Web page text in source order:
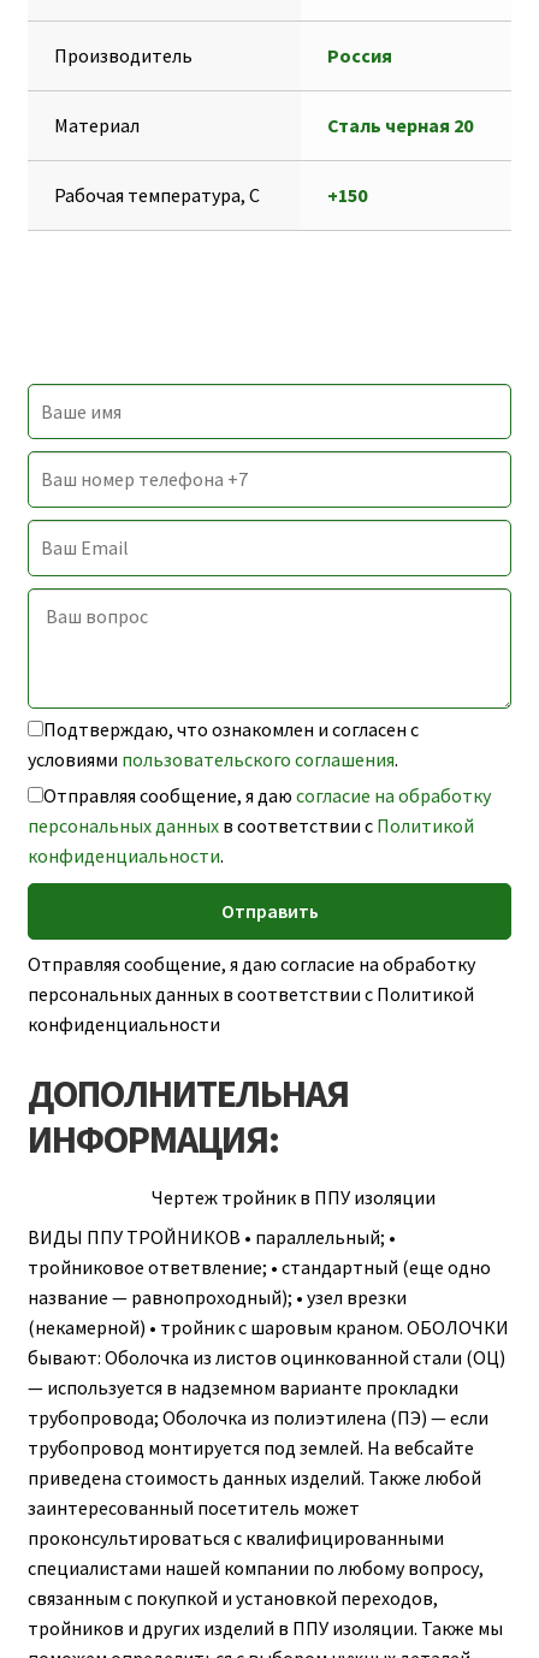
Производитель Россия
Материал Сталь черная 20
Рабочая температура, С +150
Подтверждаю, что ознакомлен и согласен с
условиями пользовательского соглашения.
Отправляя сообщение, я даю согласие на обработку
персональных данныхв соответствии с Политикой
конфиденциальности.
Отправляя сообщение, я даю согласие на обработку
персональных данных в соответствии с Политикой
конфиденциальности
ДОПОЛНИТЕЛЬНАЯ
ИНФОРМАЦИЯ:
Чертеж тройник в ППУ изоляции
ВИДЫ ППУ ТРОЙНИКОВ • параллельный; •
тройниковое ответвление; • стандартный (еще одно
название — равнопроходный); • узел врезки
(некамерной) • тройник с шаровым краном. ОБОЛОЧКИ
бывают: Оболочка из листов оцинкованной стали (ОЦ)
— используется в надземном варианте прокладки
трубопровода; Оболочка из полиэтилена (ПЭ) — если
трубопровод монтируется под землей. На вебсайте
приведена стоимость данных изделий. Также любой
заинтересованный посетитель может
проконсультироваться с квалифицированными
специалистами нашей компании по любому вопросу,
связанным с покупкой и установкой переходов,
тройников и других изделий в ППУ изоляции. Также мы